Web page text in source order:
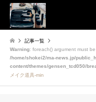
記事一覧
Warning: foreach() argument must
/home/shokei2/ma-news.jp/
content/themes/gensen_tcd050/
メイク道具-min